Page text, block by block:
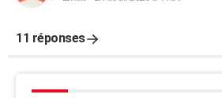
11 réponses